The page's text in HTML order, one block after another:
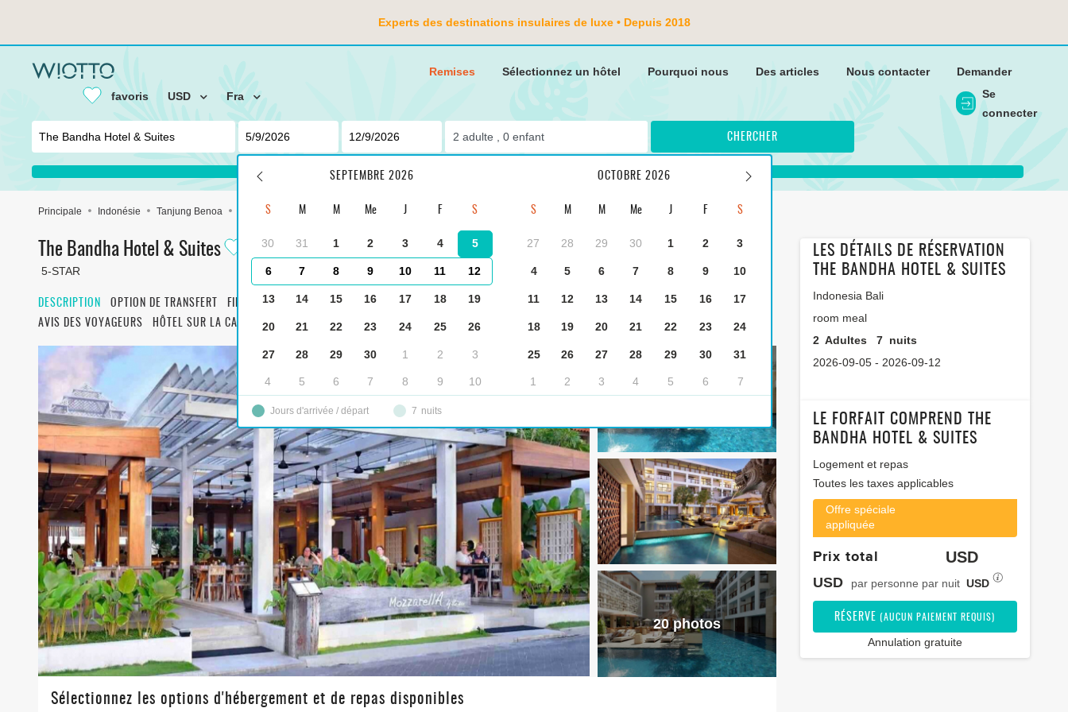
Experts des destinations insulaires de luxe • Depuis 2018
Remises Sélectionnez un hôtel Pourquoi nous Des articles Nous contacter
Demander
favoris
USD Fra
Se
connecter
SEPTEMBRE 2026
S M M Me J F S
30 31 1 2 3 4 5
6 7 8 9 10 11 12
13 14 15 16 17 18 19
20 21 22 23 24 25 26
27 28 29 30 1 2 3
4 5 6 7 8 9 10
OCTOBRE 2026
S M M Me J F S
27 28 29 30 1 2 3
4 5 6 7 8 9 10
11 12 13 14 15 16 17
18 19 20 21 22 23 24
25 26 27 28 29 30 31
1 2 3 4 5 6 7
Jours d'arrivée / départ 7 nuits
2 adulte , 0 enfant CHERCHER
Principale Indonésie Tanjung Benoa The Bandha Hotel & Suites
The Bandha Hotel & Suites
5-STAR
DESCRIPTION OPTION DE TRANSFERT FILTRAGE DES OPTIONS DE CHAMBRE REPAS ET CHAMBRES
INFORMATION ADDITIONNELLE
AVIS DES VOYAGEURS
HÔTEL SUR LA CARTE
20 photos
Sélectionnez les options d'hébergement et de repas disponibles
LES DÉTAILS DE RÉSERVATION
THE BANDHA HOTEL & SUITES
Indonesia Bali
room meal
2Adultes 7 nuits
2026-09-05- 2026-09-12
LE FORFAIT COMPREND THE
BANDHA HOTEL & SUITES
Logement et repas
Toutes les taxes applicables
Offre spéciale
appliquée
Prix ​​total USD
USD par personne par nuit USD
RÉSERVE(AUCUN PAIEMENT REQUIS)
Annulation gratuite